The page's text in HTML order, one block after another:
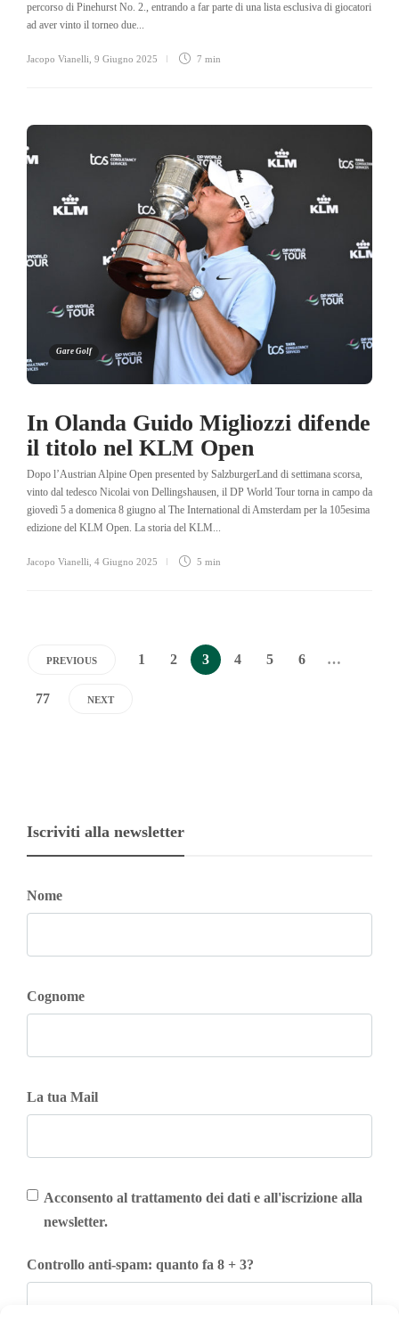
percorso di Pinehurst No. 2., entrando a far parte di una lista esclusiva di giocatori
ad aver vinto il torneo due...
Jacopo Vianelli 9 Giugno 2025 7 min
Gare Golf
In Olanda Guido Migliozzi difende
il titolo nel KLM Open
Dopo l’Austrian Alpine Open presented by SalzburgerLand di settimana scorsa,
vinto dal tedesco Nicolai von Dellingshausen, il DP World Tour torna in campo da
giovedì 5 a domenica 8 giugno al The International di Amsterdam per la 105esima
edizione del KLM Open. La storia del KLM...
Jacopo Vianelli 4 Giugno 2025 5 min
PREVIOUS 1 2 3 4 5 6 …
77 NEXT
Iscriviti alla newsletter
Nome
Cognome
La tua Mail
Acconsento al trattamento dei dati e all'iscrizione alla
newsletter.
Controllo anti-spam: quanto fa 8 + 3?